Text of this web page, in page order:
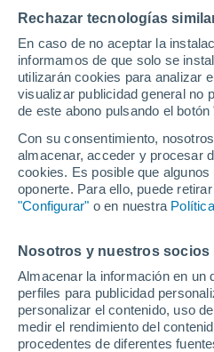
Rechazar tecnologías
En caso de no aceptar la
informamos de que solo se
utilizarán cookies para analizar
visualizar publicidad general no
de este abono pulsando el botón
Con su consentimiento,
almacenar, acceder y procesar
cookies. Es posible que
oponerte. Para ello, puede
"Configurar" o en nuestra
Nosotros y nuestros
Almacenar la información en un
perfiles para publicidad
personalizar el contenido, uso
medir el rendimiento del
procedentes de diferentes